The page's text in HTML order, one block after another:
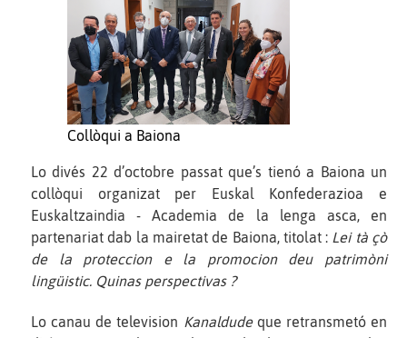
Collòqui a Baiona
Lo divés 22 d’octobre passat que’s tienó a Baiona un
collòqui organizat per Euskal Konfederazioa e
Euskaltzaindia - Academia de la lenga asca, en
partenariat dab la mairetat de Baiona, titolat : Lei tà çò
de la proteccion e la promocion deu patrimòni
lingüistic. Quinas perspectivas ?
Lo canau de television Kanaldudeque retransmetó en